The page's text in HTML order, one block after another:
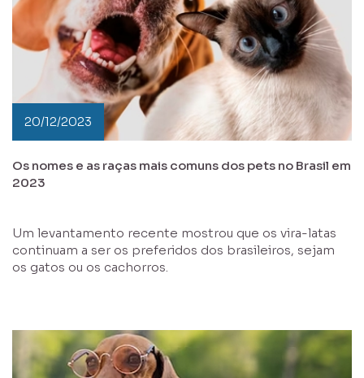
20/12/2023
Os nomes e as raças mais comuns dos pets no Brasil em
2023
Um levantamento recente mostrou que os vira-latas
continuam a ser os preferidos dos brasileiros, sejam
os gatos ou os cachorros.